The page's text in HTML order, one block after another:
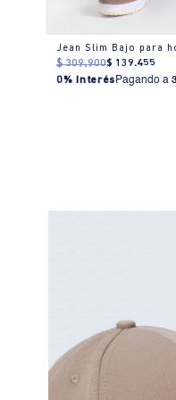
Jean Slim Bajo para
$ 309.900$ 139.455
0% Interés Pagando a